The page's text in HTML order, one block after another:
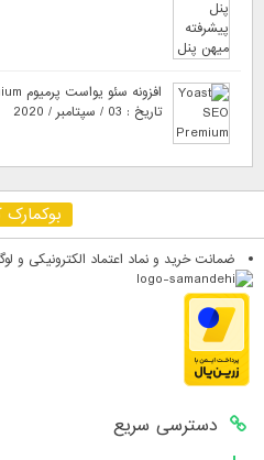
افزونه سئو یواست پرمیوم Yoast SEO Premium
تاریخ : 03 / سپتامبر / 2020
بوکمارک
ضمانت خرید و نماد اعتماد الکترونیکی و
دسترسی سریع